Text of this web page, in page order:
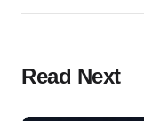
Read Next